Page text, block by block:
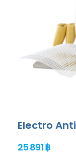
Electro
25 891 ฿